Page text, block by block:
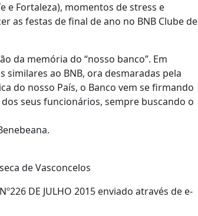
e Fortaleza), momentos de stress e
as festas de final de ano no BNB Clube de
da memória do “nosso banco”. Em
ao BNB, ora desmaradas pela
do nosso País, o Banco vem se firmando
seus funcionários, sempre buscando o
de Vasconcelos
DE JULHO 2015 enviado através de e-